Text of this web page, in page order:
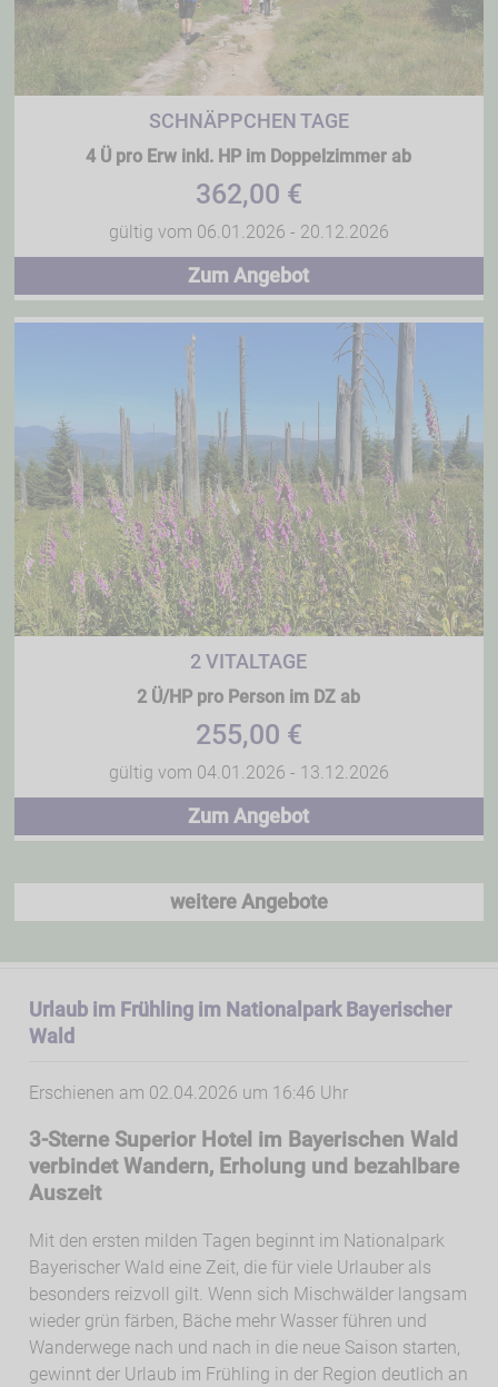
SCHNÄPPCHEN TAGE
4 Ü pro Erw inkl. HP im Doppelzimmer ab
362,00 €
gültig vom 06.01.2026 - 20.12.2026
Zum Angebot
2 VITALTAGE
2 Ü/HP pro Person im DZ ab
255,00 €
gültig vom 04.01.2026 - 13.12.2026
Zum Angebot
weitere Angebote
Urlaub im Frühling im Nationalpark Bayerischer
Wald
Erschienen am 02.04.2026 um 16:46 Uhr
3-Sterne Superior Hotel im Bayerischen Wald
verbindet Wandern, Erholung und bezahlbare
Auszeit
Mit den ersten milden Tagen beginnt im Nationalpark
Bayerischer Wald eine Zeit, die für viele Urlauber als
besonders reizvoll gilt. Wenn sich Mischwälder langsam
wieder grün färben, Bäche mehr Wasser führen und
Wanderwege nach und nach in die neue Saison starten,
gewinnt der Urlaub im Frühling in der Region deutlich an